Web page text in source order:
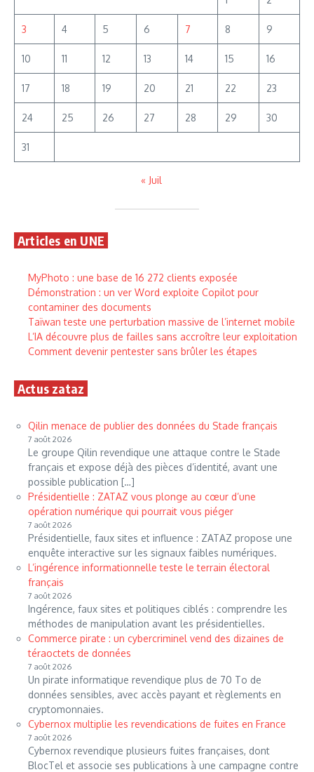
3 4 5 6 7 8 9
10 11 12 13 14 15 16
17 18 19 20 21 22 23
24 25 26 27 28 29 30
31
« Juil
Articles en UNE
MyPhoto : une base de 16 272 clients exposée
Démonstration : un ver Word exploite Copilot pour
contaminer des documents
Taïwan teste une perturbation massive de l’internet mobile
L’IA découvre plus de failles sans accroître leur exploitation
Comment devenir pentester sans brûler les étapes
Actus zataz
Qilin menace de publier des données du Stade français
7 août 2026
Le groupe Qilin revendique une attaque contre le Stade
français et expose déjà des pièces d’identité, avant une
possible publication […]
Présidentielle : ZATAZ vous plonge au cœur d’une
opération numérique qui pourrait vous piéger
7 août 2026
Présidentielle, faux sites et influence : ZATAZ propose une
enquête interactive sur les signaux faibles numériques.
L’ingérence informationnelle teste le terrain électoral
français
7 août 2026
Ingérence, faux sites et politiques ciblés : comprendre les
méthodes de manipulation avant les présidentielles.
Commerce pirate : un cybercriminel vend des dizaines de
téraoctets de données
7 août 2026
Un pirate informatique revendique plus de 70 To de
données sensibles, avec accès payant et règlements en
cryptomonnaies.
Cybernox multiplie les revendications de fuites en France
7 août 2026
Cybernox revendique plusieurs fuites françaises, dont
BlocTel et associe ses publications à une campagne contre